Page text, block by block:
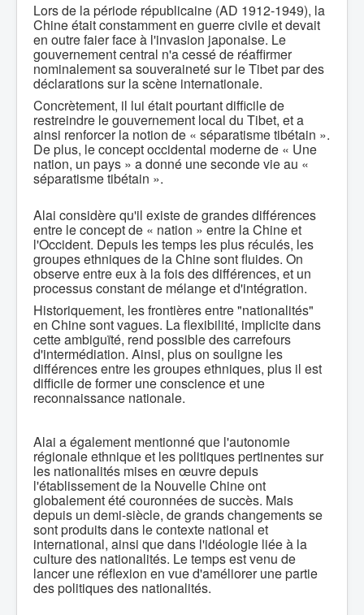
Lors de la période républicaine (AD 1912-1949), la
Chine était constamment en guerre civile et devait
en outre faier face à l'invasion japonaise. Le
gouvernement central n'a cessé de réaffirmer
nominalement sa souveraineté sur le Tibet par des
déclarations sur la scène internationale.
Concrètement, il lui était pourtant difficile de
restreindre le gouvernement local du Tibet, et a
ainsi renforcer la notion de « séparatisme tibétain ».
De plus, le concept occidental moderne de « Une
nation, un pays » a donné une seconde vie au «
séparatisme tibétain ».
Alai considère qu'il existe de grandes différences
entre le concept de « nation » entre la Chine et
l'Occident. Depuis les temps les plus réculés, les
groupes ethniques de la Chine sont fluides. On
observe entre eux à la fois des différences, et un
processus constant de mélange et d'intégration.
Historiquement, les frontières entre "nationalités"
en Chine sont vagues. La flexibilité, implicite dans
cette ambiguïté, rend possible des carrefours
d'intermédiation. Ainsi, plus on souligne les
différences entre les groupes ethniques, plus il est
difficile de former une conscience et une
reconnaissance nationale.
Alai a également mentionné que l'autonomie
régionale ethnique et les politiques pertinentes sur
les nationalités mises en œuvre depuis
l'établissement de la Nouvelle Chine ont
globalement été couronnées de succès. Mais
depuis un demi-siècle, de grands changements se
sont produits dans le contexte national et
international, ainsi que dans l'idéologie liée à la
culture des nationalités. Le temps est venu de
lancer une réflexion en vue d'améliorer une partie
des politiques des nationalités.